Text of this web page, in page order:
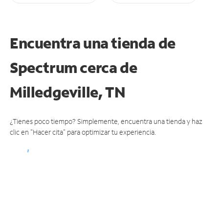
Encuentra una tienda de
Spectrumcerca de
Milledgeville, TN
¿Tienes poco tiempo? Simplemente, encuentra una tienda y haz
clic en "Hacer cita" para optimizar tu experiencia.